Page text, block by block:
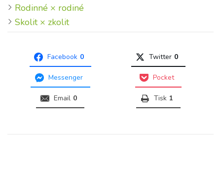
Rodinné × rodiné
Skolit × zkolit
Facebook 0 Twitter 0
Messenger Pocket
Email 0 Tisk 1